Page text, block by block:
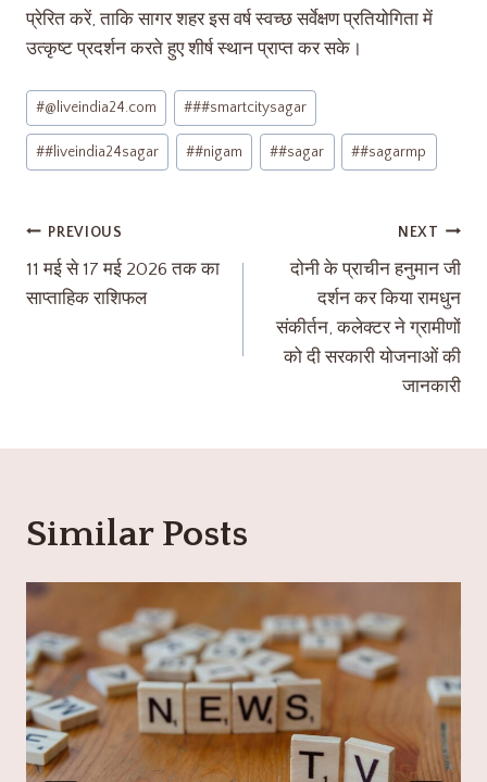
प्रेरित करें, ताकि सागर शहर इस वर्ष स्वच्छ सर्वेक्षण प्रतियोगिता में
उत्कृष्ट प्रदर्शन करते हुए शीर्ष स्थान प्राप्त कर सके।
#@liveindia24.com ###smartcitysagar
##liveindia24sagar ##nigam ##sagar ##sagarmp
PREVIOUS
11 मई से 17 मई 2026 तक का
साप्ताहिक राशिफल
NEXT
दोनी के प्राचीन हनुमान जी
दर्शन कर किया रामधुन
संकीर्तन, कलेक्टर ने ग्रामीणों
को दी सरकारी योजनाओं की
जानकारी
Similar Posts